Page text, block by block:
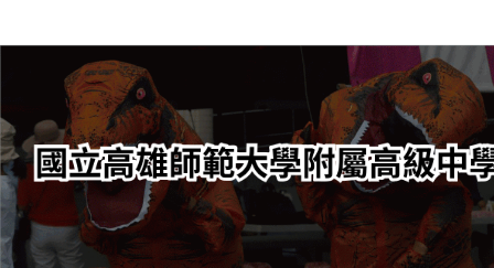
轉
要
內
容